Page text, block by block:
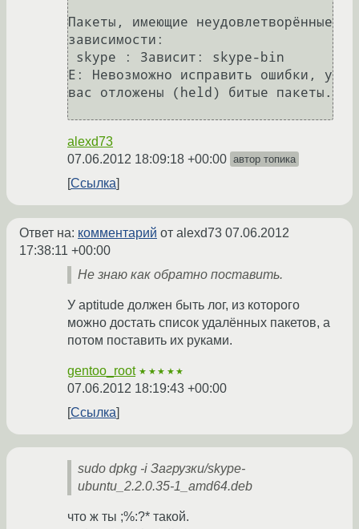
Пакеты, имеющие неудовлетворённые
зависимости:
E: Невозможно исправить ошибки, у
вас отложены (held) битые пакеты.
alexd73
07.06.2012 18:09:18 +00:00 автор топика
Ссылка
Ответ на: комментарий от alexd73 07.06.2012
17:38:11 +00:00
Не знаю как обратно поставить.
У aptitude должен быть лог, из которого
можно достать список удалённых пакетов, а
потом поставить их руками.
gentoo_root ★★★★★
07.06.2012 18:19:43 +00:00
Ссылка
sudo dpkg -i Загрузки/skype-
ubuntu_2.2.0.35-1_amd64.deb
что ж ты ;%:?* такой.